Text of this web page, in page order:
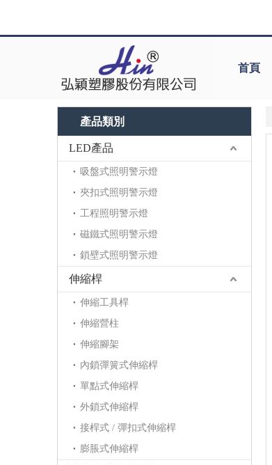
首頁
產品類別
LED產品
吸盤式照明警示燈
夾扣式照明警示燈
工程照明警示燈
磁鐵式照明警示燈
鎖壁式照明警示燈
伸縮桿
伸縮工具桿
伸縮營柱
伸縮腳架
內鎖彈簧式伸縮桿
單點式伸縮桿
外鎖式伸縮桿
接桿式 / 彈扣式伸縮桿
膨脹式伸縮桿